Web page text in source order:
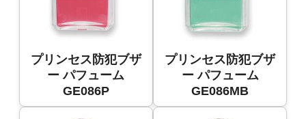
プリンセス防犯ブザ
ー パフューム
GE086P
プリンセス防犯ブザ
ー パフューム
GE086MB